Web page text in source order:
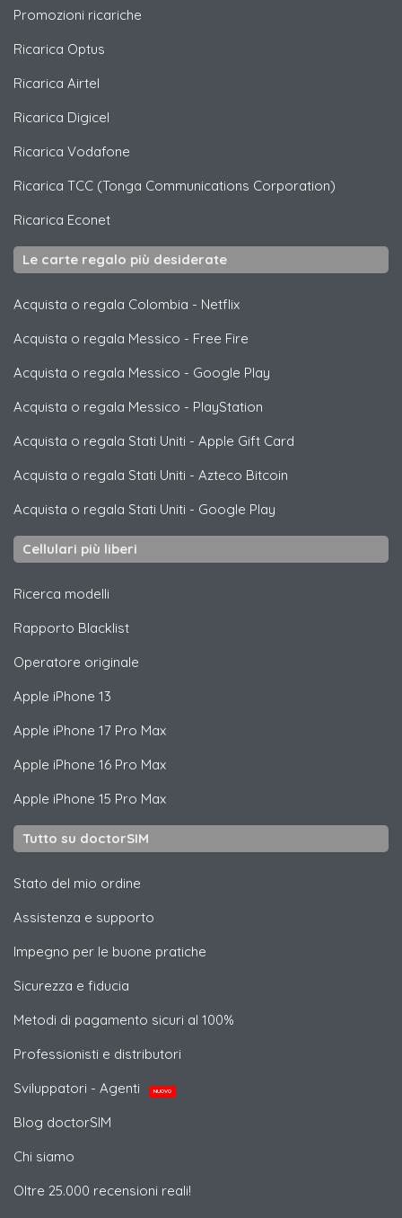
Promozioni ricariche
Ricarica Optus
Ricarica Airtel
Ricarica Digicel
Ricarica Vodafone
Ricarica TCC (Tonga Communications Corporation)
Ricarica Econet
Le carte regalo più desiderate
Acquista o regala Colombia - Netflix
Acquista o regala Messico - Free Fire
Acquista o regala Messico - Google Play
Acquista o regala Messico - PlayStation
Acquista o regala Stati Uniti - Apple Gift Card
Acquista o regala Stati Uniti - Azteco Bitcoin
Acquista o regala Stati Uniti - Google Play
Cellulari più liberi
Ricerca modelli
Rapporto Blacklist
Operatore originale
Apple iPhone 13
Apple iPhone 17 Pro Max
Apple iPhone 16 Pro Max
Apple iPhone 15 Pro Max
Tutto su doctorSIM
Stato del mio ordine
Assistenza e supporto
Impegno per le buone pratiche
Sicurezza e fiducia
Metodi di pagamento sicuri al 100%
Professionisti e distributori
Sviluppatori - Agenti
NUOVO
Blog doctorSIM
Chi siamo
Oltre 25.000 recensioni reali!